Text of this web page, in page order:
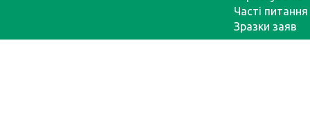
Часті питання
Зразки заяв